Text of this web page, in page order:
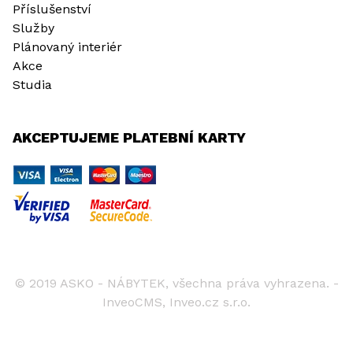
Příslušenství
Služby
Plánovaný interiér
Akce
Studia
AKCEPTUJEME PLATEBNÍ KARTY
© 2019 ASKO - NÁBYTEK, všechna práva vyhrazena. -
InveoCMS, Inveo.cz s.r.o.